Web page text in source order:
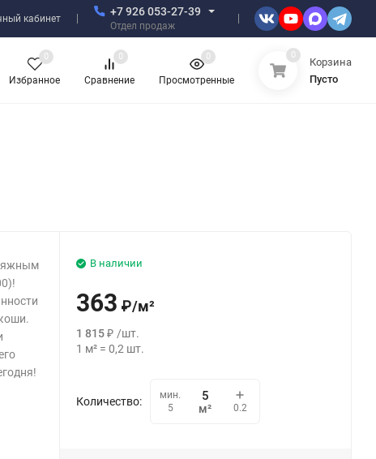
кабинет
+7 926 053-27-39
Отдел продаж
Избранное
0
Сравнение
0
Просмотренные
0 0
Корзина
Пусто
В наличии
363 ₽/м²
1 815₽ /шт.
1 м² =0,2 шт.
Количество:
мин.
5
м² 0.2